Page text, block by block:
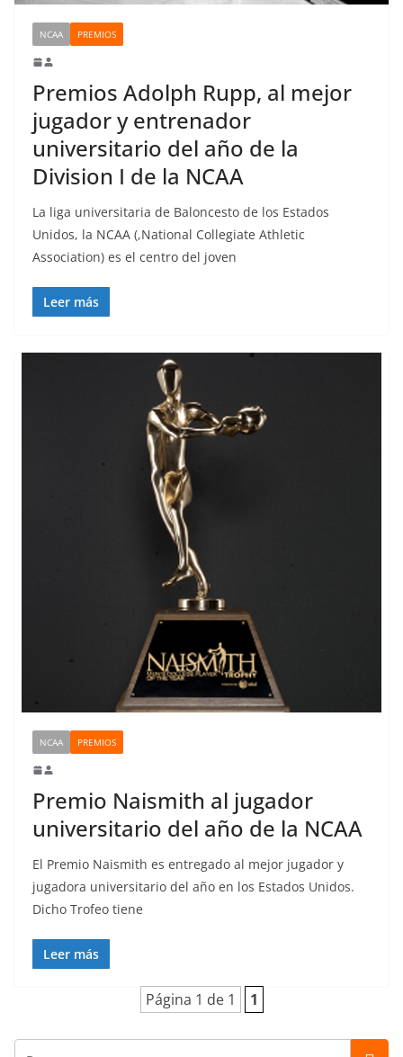
NCAA PREMIOS
Premios Adolph Rupp, al mejor
jugador y entrenador
universitario del año de la
Division I de la NCAA
La liga universitaria de Baloncesto de los Estados
Unidos, la NCAA (,National Collegiate Athletic
Association) es el centro del joven
Leer más
NCAA PREMIOS
Premio Naismith al jugador
universitario del año de la NCAA
El Premio Naismith es entregado al mejor jugador y
jugadora universitario del año en los Estados Unidos.
Dicho Trofeo tiene
Leer más
Página 1 de 1 1